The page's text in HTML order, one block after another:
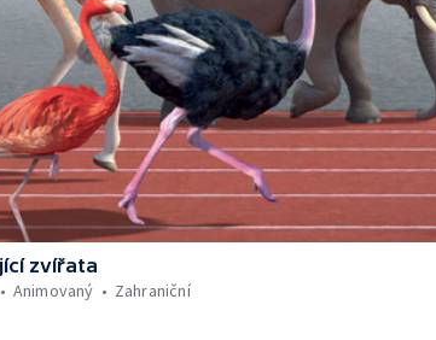
zvířata
Animovaný Zahraniční